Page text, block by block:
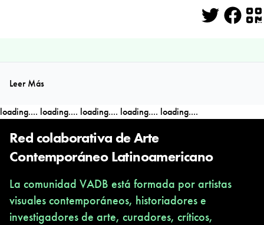
Leer Más
loading.... loading.... loading.... loading.... loading....
Red colaborativa de Arte
Contemporáneo Latinoamericano
La comunidad VADB está formada por artistas
visuales contemporáneos, historiadores e
investigadores de arte, curadores, críticos,